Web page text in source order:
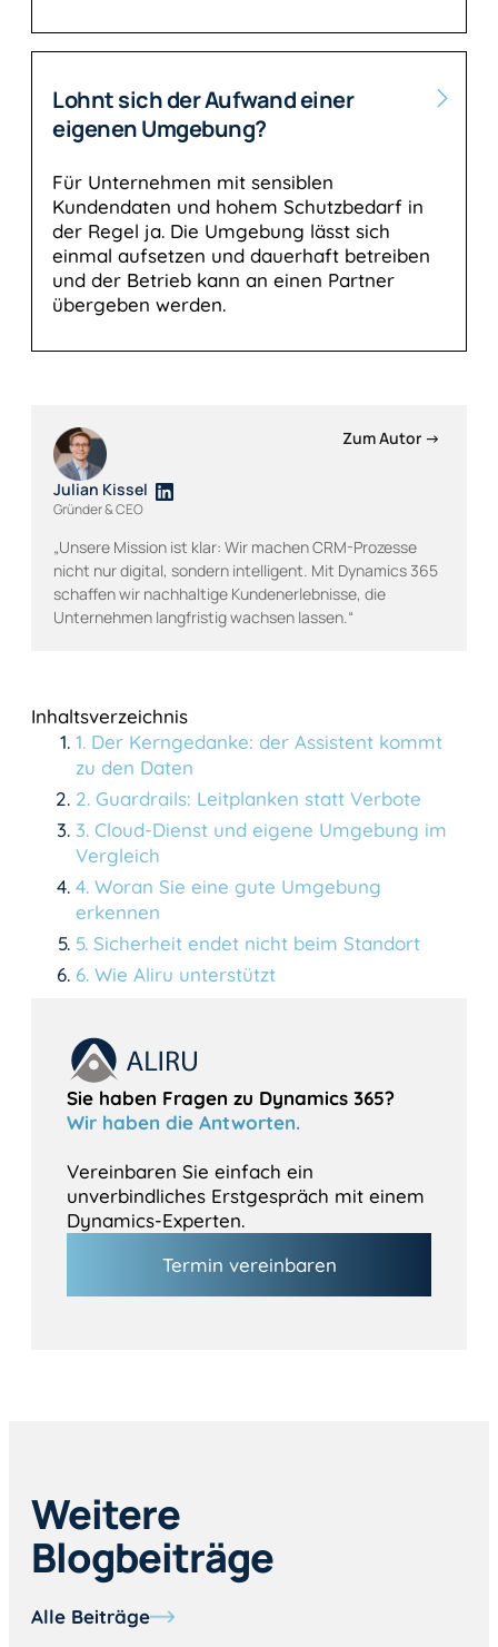
Lohnt sich der Aufwand einer
eigenen Umgebung?
Für Unternehmen mit sensiblen
Kundendaten und hohem Schutzbedarf in
der Regel ja. Die Umgebung lässt sich
einmal aufsetzen und dauerhaft betreiben
und der Betrieb kann an einen Partner
übergeben werden.
Zum Autor →
Julian Kissel
Gründer & CEO
„Unsere Mission ist klar: Wir machen CRM-Prozesse
nicht nur digital, sondern intelligent. Mit Dynamics 365
schaffen wir nachhaltige Kundenerlebnisse, die
Unternehmen langfristig wachsen lassen.“
Inhaltsverzeichnis
1. Der Kerngedanke: der Assistent kommt
zu den Daten
2. Guardrails: Leitplanken statt Verbote
3. Cloud-Dienst und eigene Umgebung im
Vergleich
4. Woran Sie eine gute Umgebung
erkennen
5. Sicherheit endet nicht beim Standort
6. Wie Aliru unterstützt
Sie haben Fragen zu Dynamics 365?
Wir haben die Antworten.
Vereinbaren Sie einfach ein
unverbindliches Erstgespräch mit einem
Dynamics-Experten.
Termin vereinbaren
Weitere
Blogbeiträge
Alle Beiträge